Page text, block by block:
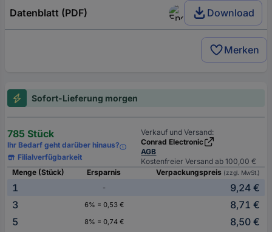
Datenblatt (PDF) Download
Merken
Sofort-Lieferung morgen
785 Stück
Ihr Bedarf geht darüber hinaus?
Filialverfügbarkeit
Verkauf und Versand:
Conrad Electronic
AGB
Kostenfreier Versand ab 100,00 €
Menge (Stück)
Ersparnis Verpackungspreis (zzgl. MwSt.)
1 -
9,24 €
3
6% = 0,53 €
8,71 €
5
8% = 0,74 €
8,50 €